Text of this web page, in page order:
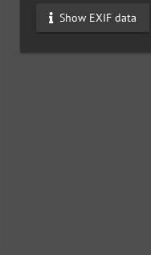
Show EXIF data